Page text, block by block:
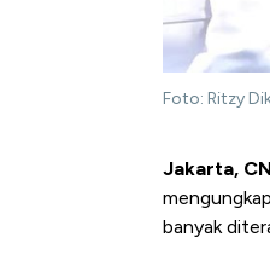
Foto: Ritzy
Jakarta,
banyak